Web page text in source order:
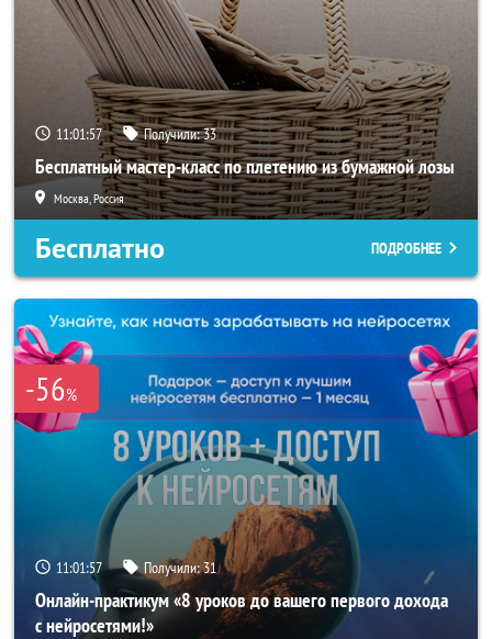
11:01:54 Получили:33
Бесплатный мастер-класс по плетению из бумажной лозы
Москва, Россия
Бесплатно ПОДРОБНЕЕ
-56%
11:01:54 Получили:31
Онлайн-практикум «8 уроков до вашего первого дохода
с нейросетями!»